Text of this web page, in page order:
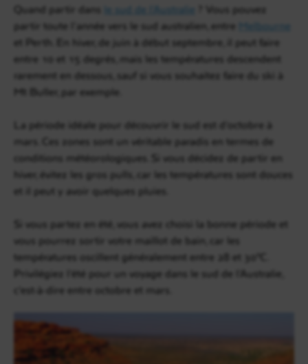
Quand partir dans le sud de l’Australie
? Vous pouvez
partir toute l’année vers le sud australien, entre
Melbourne
et Perth. En hiver, de juin à début septembre, il peut faire
entre 10 et 15 degrés, mais les températures descendent
rarement en dessous, sauf si vous souhaitez faire du ski à
Mt Buller, par exemple.
La période idéale pour découvrir le sud est d’octobre à
mars. Ces zones sont un véritable paradis en termes de
conditions météorologiques. Si vous décidez de partir en
hiver, évitez les gros pulls, car les températures sont douces
et il peut y avoir quelques pluies.
Si vous partez en été, vous avez choisi la bonne période et
vous pourrez sortir votre maillot de bain, car les
températures oscillent généralement entre 28 et 30°C.
Privilégiez l’été pour un voyage dans le sud de l’Australie,
c’est-à-dire entre octobre et mars.